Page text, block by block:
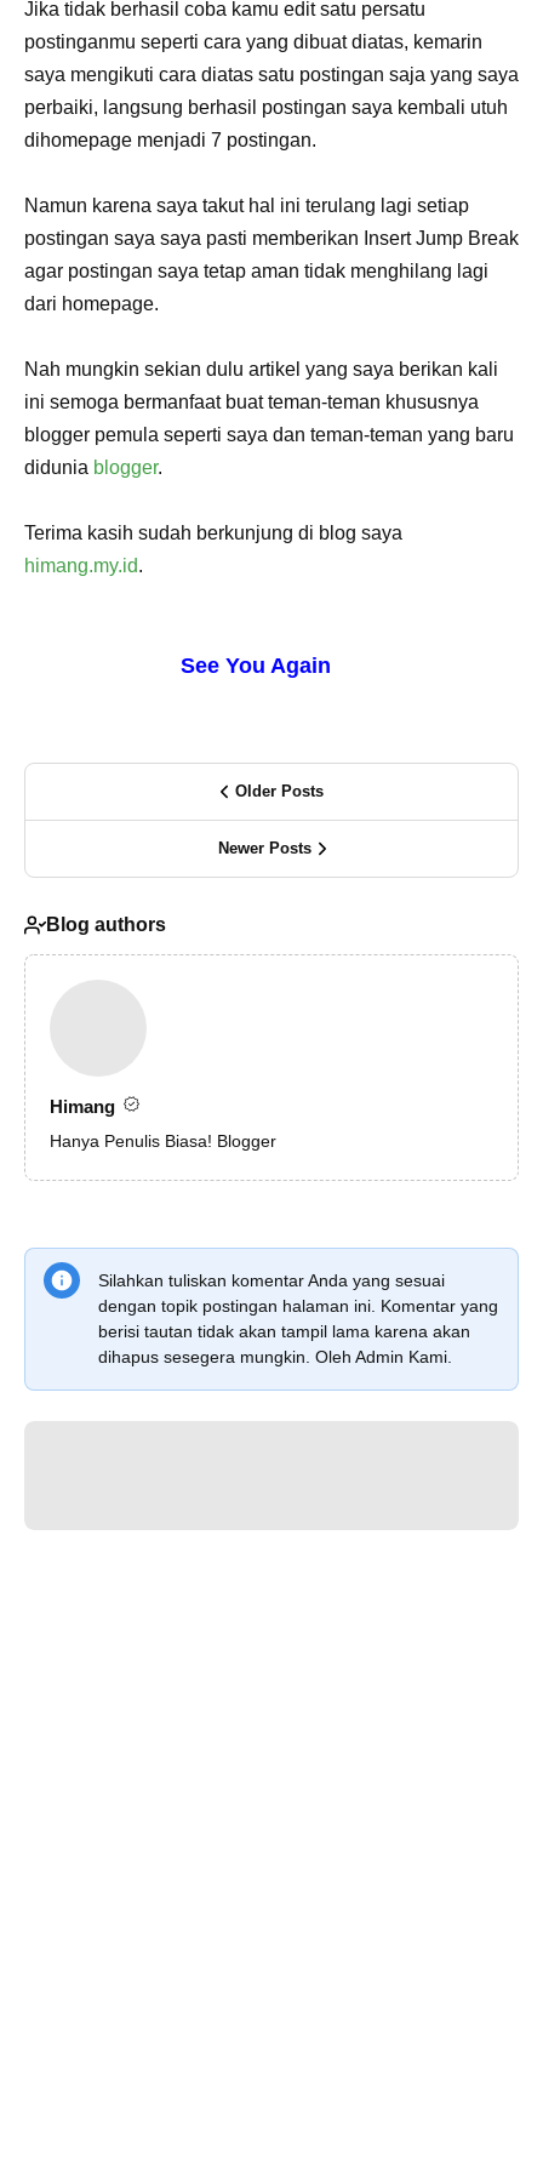
Jika tidak berhasil coba kamu edit satu persatu
postinganmu seperti cara yang dibuat diatas, kemarin
saya mengikuti cara diatas satu postingan saja yang saya
perbaiki, langsung berhasil postingan saya kembali utuh
dihomepage menjadi 7 postingan.
Namun karena saya takut hal ini terulang lagi setiap
postingan saya saya pasti memberikan Insert Jump Break
agar postingan saya tetap aman tidak menghilang lagi
dari homepage.
Nah mungkin sekian dulu artikel yang saya berikan kali
ini semoga bermanfaat buat teman-teman khususnya
blogger pemula seperti saya dan teman-teman yang baru
didunia blogger.
Terima kasih sudah berkunjung di blog saya
himang.my.id.
See You Again
Older Posts
Newer Posts
Blog authors
Himang
Hanya Penulis Biasa! Blogger
Silahkan tuliskan komentar Anda yang sesuai
dengan topik postingan halaman ini. Komentar yang
berisi tautan tidak akan tampil lama karena akan
dihapus sesegera mungkin. Oleh Admin Kami.